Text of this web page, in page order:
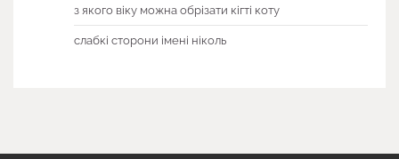
з якого віку можна обрізати кігті коту
слабкі сторони імені ніколь